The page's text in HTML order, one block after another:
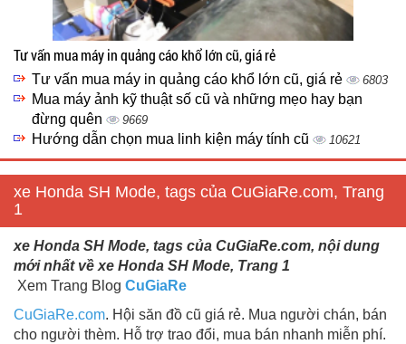
Tư vấn mua máy in quảng cáo khổ lớn cũ, giá rẻ
Tư vấn mua máy in quảng cáo khổ lớn cũ, giá rẻ 6803
Mua máy ảnh kỹ thuật số cũ và những mẹo hay bạn
đừng quên
9669
Hướng dẫn chọn mua linh kiện máy tính cũ 10621
xe Honda SH Mode, tags của CuGiaRe.com, Trang
1
xe Honda SH Mode, tags của CuGiaRe.com, nội dung
mới nhất về xe Honda SH Mode, Trang 1
Xem Trang Blog CuGiaRe
CuGiaRe.com. Hội săn đồ cũ giá rẻ. Mua người chán, bán
cho người thèm. Hỗ trợ trao đổi, mua bán nhanh miễn phí.